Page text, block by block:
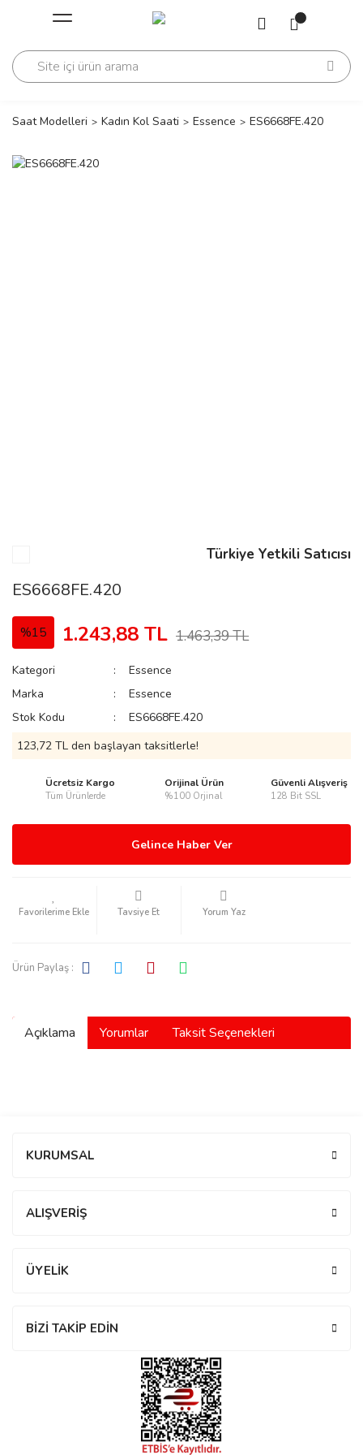
Geri Dön
Geri Dön
Saat Modelleri Kadın Kol Saati Essence ES6668FE.420
Türkiye Yetkili Satıcısı
ES6668FE.420
%15 1.243,88 TL 1.463,39 TL
Kategori
Essence
Marka
Essence
Stok Kodu
ES6668FE.420
123,72 TL den başlayan taksitlerle!
Ücretsiz Kargo
Tüm Ürünlerde
Orijinal Ürün
%100 Orjinal
Güvenli Alışveriş
128 Bit SSL
Gelince Haber Ver
Tavsiye Et Yorum Yaz
Ürün Paylaş :
Açıklama Yorumlar Taksit Seçenekleri
KURUMSAL
ALIŞVERİŞ
ÜYELİK
BİZİ TAKİP EDİN